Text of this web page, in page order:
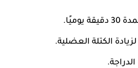
الكتلة العضلية.